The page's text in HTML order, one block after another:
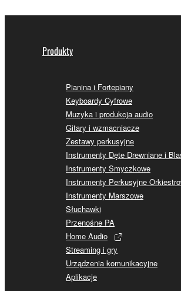
Produkty
Pianina i Fortepiany
Keyboardy Cyfrowe
Muzyka i produkcja audio
Gitary i wzmacniacze
Zestawy perkusyjne
Instrumenty Dęte Drewniane i
Instrumenty Smyczkowe
Instrumenty Perkusyjne
Instrumenty Marszowe
Słuchawki
Przenośne PA
Home Audio
Streaming i gry
Urządzenia komunikacyjne
Aplikacje